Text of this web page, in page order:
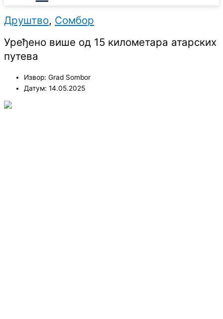
Друштво, Сомбор
Уређено више од 15 километара атарских
путева
Извор: Grad Sombor
Датум: 14.05.2025